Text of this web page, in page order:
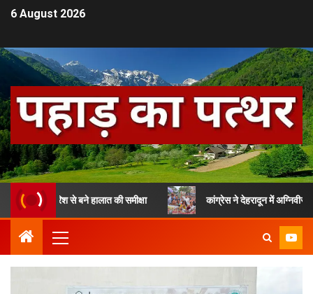
6 August 2026
से बने हालात की समीक्षा कांग्रेस ने देहरादून में अग्निवीर स्कीम के